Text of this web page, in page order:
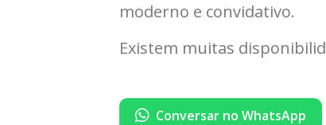
moderno e convidativo.
Existem muitas
Conversar no WhatsApp